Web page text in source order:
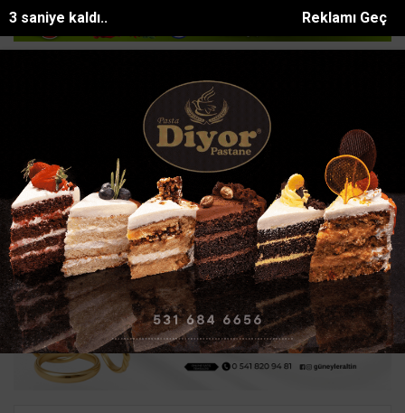
Reklamı Geç
2 saniye kaldı..
vurup sakat bıraktılar Apartmanda yangın paniği: 5 kişi
Ana Sayfa GÜNDEM